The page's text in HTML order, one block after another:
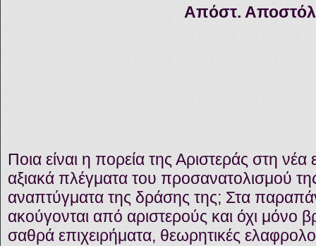
Απόστ.
Ποια είναι η πορεία της Αριστεράς στη νέα
αξιακά πλέγματα του προσανατολισμού
αναπτύγματα της δράσης της; Στα
ακούγονται από αριστερούς και όχι μόνο
σαθρά επιχειρήματα, θεωρητικές